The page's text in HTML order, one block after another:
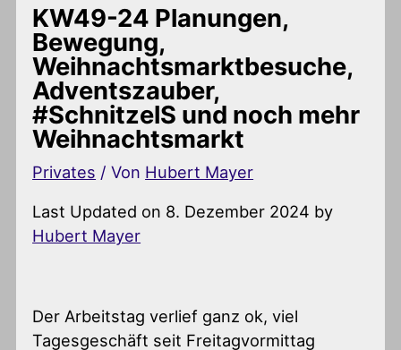
KW49-24 Planungen,
Bewegung,
Weihnachtsmarktbesuche,
Adventszauber,
#SchnitzelS und noch mehr
Weihnachtsmarkt
Privates / Von Hubert Mayer
Last Updated on 8. Dezember 2024 by
Hubert Mayer
Der Arbeitstag verlief ganz ok, viel
Tagesgeschäft seit Freitagvormittag